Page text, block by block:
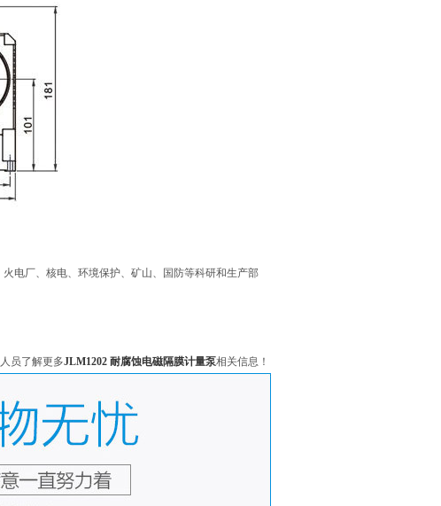
电厂、核电、环境保护、矿山、国防等科研和生产部
员了解更多JLM1202 耐腐蚀电磁隔膜计量泵相关信息！